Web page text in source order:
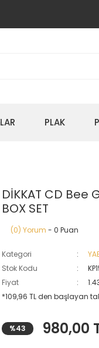
PLAK
DİKKAT CD Bee
BOX SET
(0) Yorum - 0 Puan
Kategori
Stok Kodu
Fiyat
*109,96 TL den başlayan
%43 980,00